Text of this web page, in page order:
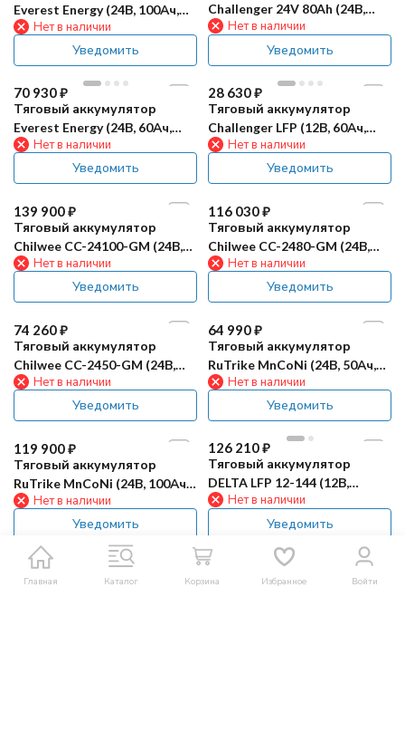
Everest Energy (24В, 100Ач,
LiFePO4)
Нет в наличии
Уведомить
Challenger 24V 80Ah (24В,
80Ач, LiFePO4)
Нет в наличии
Уведомить
70 930₽
Тяговый аккумулятор
Everest Energy (24В, 60Ач,
LiFePO4, Bluetooth)
Нет в наличии
Уведомить
28 630₽
Тяговый аккумулятор
Challenger LFP (12В, 60Ач,
LiFePO4)
Нет в наличии
Уведомить
139 900₽
Тяговый аккумулятор
Chilwee CC-24100-GM (24В,
100Ач, Li-Ion)
Нет в наличии
Уведомить
116 030₽
Тяговый аккумулятор
Chilwee CC-2480-GM (24В,
80Ач, Li-Ion)
Нет в наличии
Уведомить
74 260₽
Тяговый аккумулятор
Chilwee CC-2450-GM (24В,
50Ач, Li-Ion)
Нет в наличии
Уведомить
64 990₽
Тяговый аккумулятор
RuTrike MnCoNi (24В, 50Ач,
Li) Нет в наличии
Уведомить
119 900₽
Тяговый аккумулятор
RuTrike MnCoNi (24В, 100Ач,
Li) Нет в наличии
Уведомить
126 210₽
Тяговый аккумулятор
DELTA LFP 12-144 (12В,
144Ач, Li-ion)
Нет в наличии
Уведомить
Показать все
Главная Каталог Корзина Избранное Войти